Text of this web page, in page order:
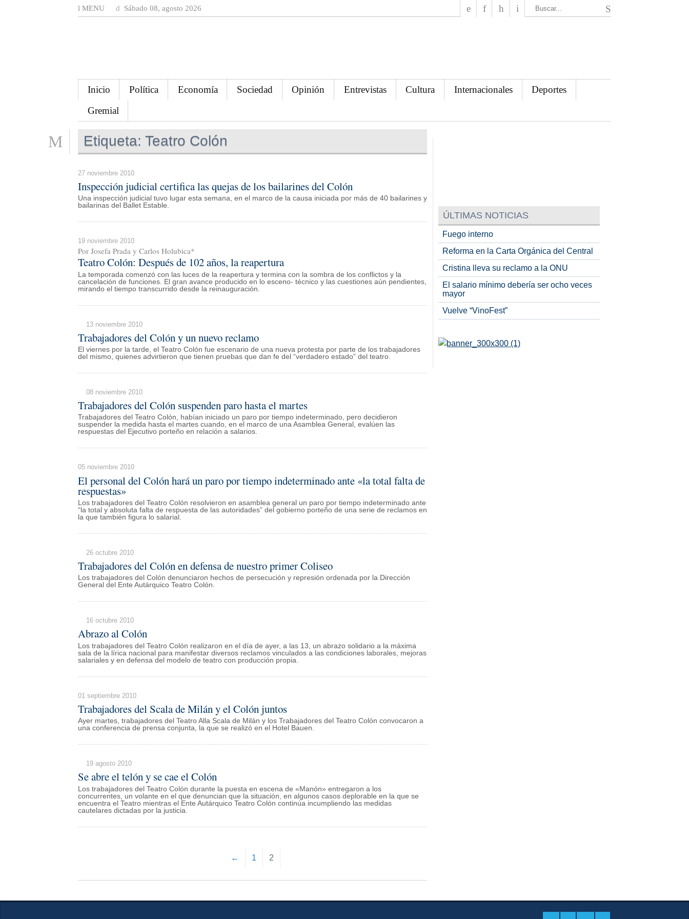
MENU Sábado 08, agosto 2026
Inicio Política Economía Sociedad Opinión Entrevistas Cultura Internacionales
Deportes
Gremial
Etiqueta: Teatro Colón
27 noviembre 2010
Inspección judicial certifica las quejas de los bailarines del Colón
Una inspección judicial tuvo lugar esta semana, en el marco de la causa iniciada por más de 40 bailarines y
bailarinas del Ballet Estable.
19 noviembre 2010
Por Josefa Prada y Carlos Holubica*
Teatro Colón: Después de 102 años, la reapertura
La temporada comenzó con las luces de la reapertura y termina con la sombra de los conflictos y la
cancelación de funciones. El gran avance producido en lo esceno- técnico y las cuestiones aún pendientes,
mirando el tiempo transcurrido desde la reinauguración.
13 noviembre 2010
Trabajadores del Colón y un nuevo reclamo
El viernes por la tarde, el Teatro Colón fue escenario de una nueva protesta por parte de los trabajadores
del mismo, quienes advirtieron que tienen pruebas que dan fe del “verdadero estado” del teatro.
08 noviembre 2010
Trabajadores del Colón suspenden paro hasta el martes
Trabajadores del Teatro Colón, habían iniciado un paro por tiempo indeterminado, pero decidieron
suspender la medida hasta el martes cuando, en el marco de una Asamblea General, evalúen las
respuestas del Ejecutivo porteño en relación a salarios.
05 noviembre 2010
El personal del Colón hará un paro por tiempo indeterminado ante «la total falta de
respuestas»
Los trabajadores del Teatro Colón resolvieron en asamblea general un paro por tiempo indeterminado ante
“la total y absoluta falta de respuesta de las autoridades” del gobierno porteño de una serie de reclamos en
la que también figura lo salarial.
26 octubre 2010
Trabajadores del Colón en defensa de nuestro primer Coliseo
Los trabajadores del Colón denunciaron hechos de persecución y represión ordenada por la Dirección
General del Ente Autárquico Teatro Colón.
16 octubre 2010
Abrazo al Colón
Los trabajadores del Teatro Colón realizaron en el día de ayer, a las 13, un abrazo solidario a la máxima
sala de la lírica nacional para manifestar diversos reclamos vinculados a las condiciones laborales, mejoras
salariales y en defensa del modelo de teatro con producción propia.
01 septiembre 2010
Trabajadores del Scala de Milán y el Colón juntos
Ayer martes, trabajadores del Teatro Alla Scala de Milán y los Trabajadores del Teatro Colón convocaron a
una conferencia de prensa conjunta, la que se realizó en el Hotel Bauen.
19 agosto 2010
Se abre el telón y se cae el Colón
Los trabajadores del Teatro Colón durante la puesta en escena de «Manón» entregaron a los
concurrentes, un volante en el que denuncian que la situación, en algunos casos deplorable en la que se
encuentra el Teatro mientras el Ente Autárquico Teatro Colón continúa incumpliendo las medidas
cautelares dictadas por la justicia.
← 1 2
ÚLTIMAS NOTICIAS
Fuego interno
Reforma en la Carta Orgánica del Central
Cristina lleva su reclamo a la ONU
El salario mínimo debería ser ocho veces
mayor
Vuelve “VinoFest”